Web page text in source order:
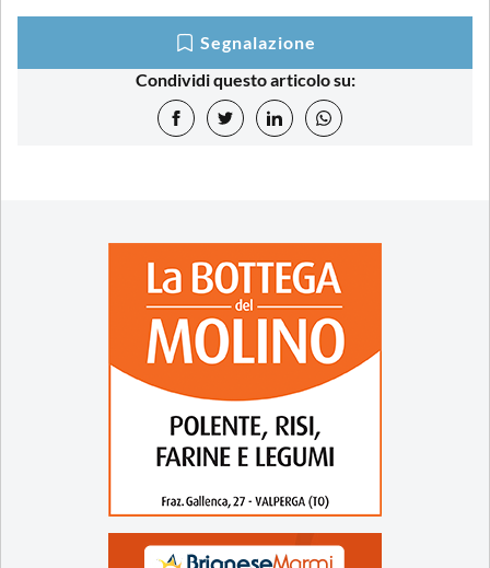
Segnalazione
Condividi questo articolo su: